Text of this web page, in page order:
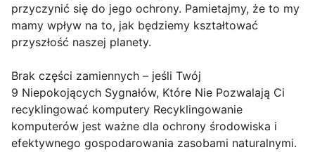
przyczynić się do jego ochrony. Pamietajmy, że to my
mamy wpływ na to, jak będziemy kształtować
przyszłość naszej planety.
Brak części zamiennych – jeśli Twój
9 Niepokojących Sygnałów, Które Nie Pozwalają Ci
recyklingować komputery Recyklingowanie
komputerów jest ważne dla ochrony środowiska i
efektywnego gospodarowania zasobami naturalnymi.